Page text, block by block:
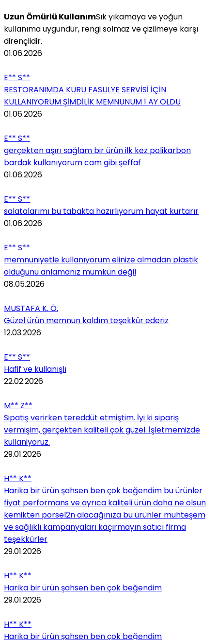
Uzun Ömürlü KullanımSık yıkamaya ve yoğun
kullanıma uygundur, rengi solmaz ve çizilmeye karşı
dirençlidir.
01.06.2026
E** S**
RESTORANIMDA KURU FASULYE SERVİSİ İÇİN
KULLANIYORUM ŞİMDİLİK MEMNUNUM 1 AY OLDU
01.06.2026
E** S**
gerçekten aşırı sağlam bir ürün ilk kez polikarbon
bardak kullanıyorum cam gibi şeffaf
01.06.2026
E** S**
salatalarımı bu tabakta hazırlıyorum hayat kurtarır
01.06.2026
E** S**
memnuniyetle kullanıyorum elinize almadan plastik
olduğunu anlamanız mümkün değil
08.05.2026
MUSTAFA K. Ö.
Güzel ürün memnun kaldım teşekkür ederiz
12.03.2026
E** S**
Hafif ve kullanışlı
22.02.2026
M** Z**
Sipatiş verirken tereddüt etmiştim. İyi ki sipariş
vermişim, gerçekten kaliteli çok güzel. İşletmemizde
kullaniyoruz.
29.01.2026
H** K**
Harika bir ürün şahsen ben çok beğendim bu ürünler
fiyat performans ve ayrıca kaliteli ürün daha ne olsun
kemikten porsel2n alacağınıza bu ürünler muhteşem
ve sağlıklı kampanyaları kaçırmayın satıcı firma
teşekkürler
29.01.2026
H** K**
Harika bir ürün şahsen ben çok beğendim
29.01.2026
H** K**
Harika bir ürün şahsen ben çok beğendim